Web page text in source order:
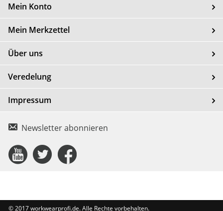
Mein Konto
Mein Merkzettel
Über uns
Veredelung
Impressum
Newsletter abonnieren
ConnectConnect
Connect
© 2017 workwearprofi.de. Alle Rechte vorbehalten.